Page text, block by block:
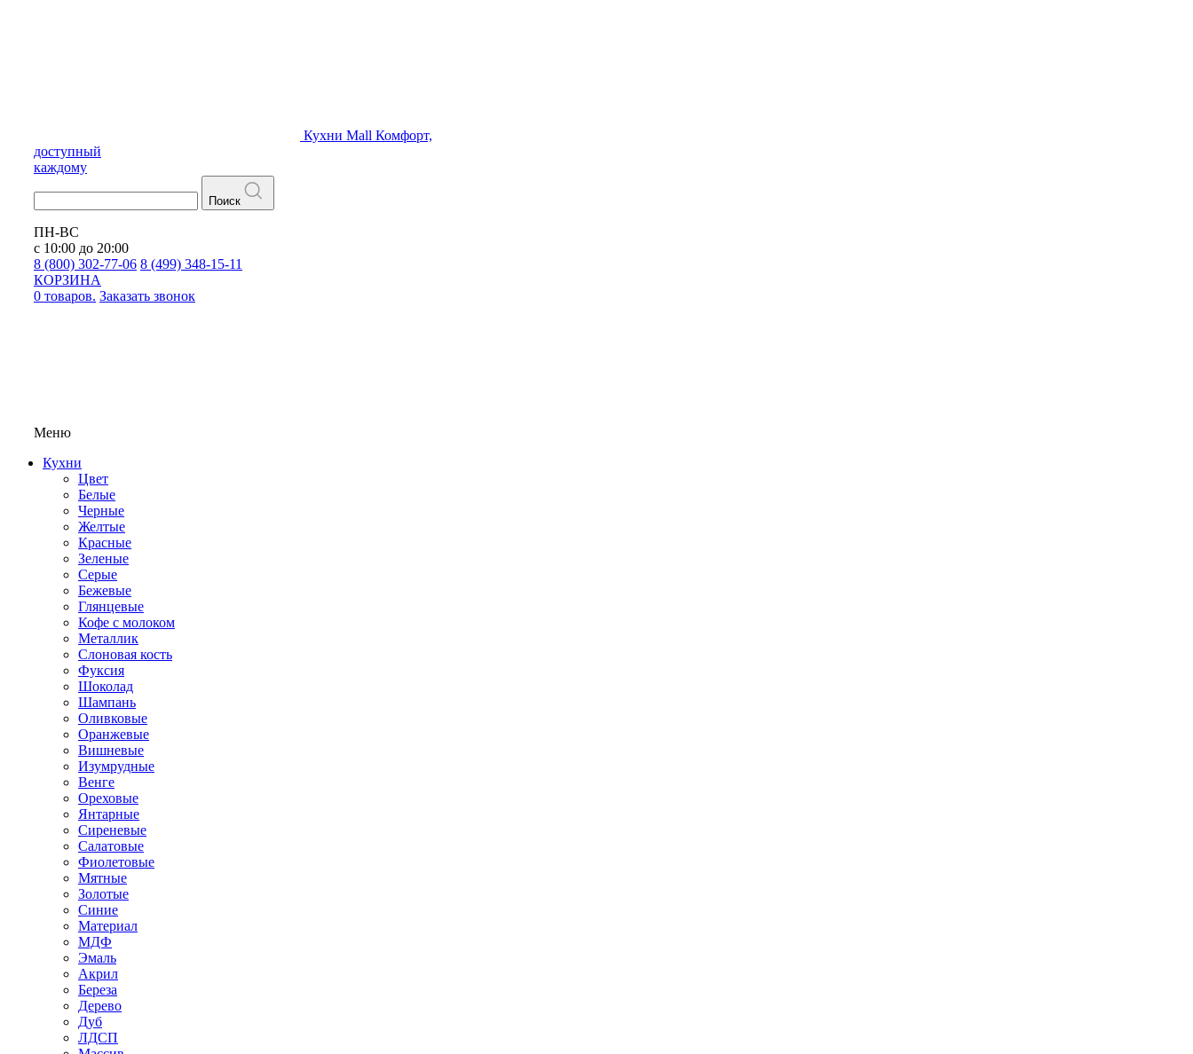
Кухни Mall Комфорт,
доступный
каждому
Поиск
ПН-ВС
с 10:00 до 20:00
8 (800) 302-77-06 8 (499) 348-15-11
КОРЗИНА
0 товаров. Заказать звонок
Меню
Кухни
Цвет
Белые
Черные
Желтые
Красные
Зеленые
Серые
Бежевые
Глянцевые
Кофе с молоком
Металлик
Слоновая кость
Фуксия
Шоколад
Шампань
Оливковые
Оранжевые
Вишневые
Изумрудные
Венге
Ореховые
Янтарные
Сиреневые
Салатовые
Фиолетовые
Мятные
Золотые
Синие
Материал
МДФ
Эмаль
Акрил
Береза
Дерево
Дуб
ЛДСП